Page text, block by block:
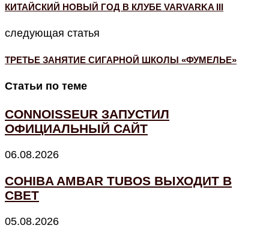
КИТАЙСКИЙ НОВЫЙ ГОД В КЛУБЕ VARVARKA III
следующая статья
ТРЕТЬЕ ЗАНЯТИЕ СИГАРНОЙ ШКОЛЫ «‎ФУМЕЛЬЕ»
Статьи по теме
CONNOISSEUR ЗАПУСТИЛ
ОФИЦИАЛЬНЫЙ САЙТ
06.08.2026
COHIBA AMBAR TUBOS ВЫХОДИТ В
СВЕТ
05.08.2026